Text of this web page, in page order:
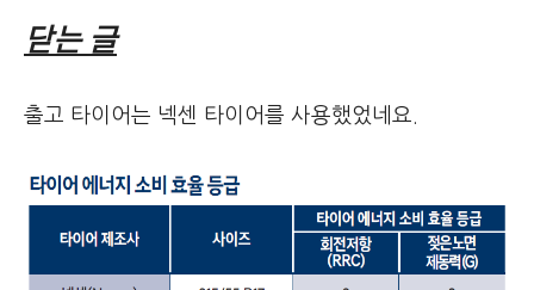
닫는 글
출고 타이어는 넥센 타이어를 사용했었네요.